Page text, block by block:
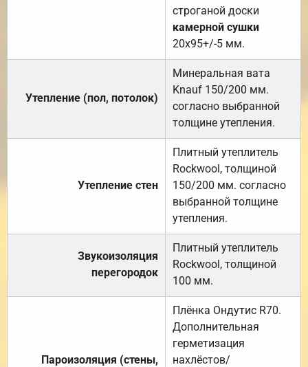
строганой доски
камерной сушки
20х95+/-5 мм.
Утепление (пол, потолок)
Минеральная вата
Knauf 150/200 мм.
согласно выбранной
толщине утепления.
Утепление стен
Плитный утеплитель
Rockwool, толщиной
150/200 мм. согласно
выбранной толщине
утепления.
Звукоизоляция
перегородок
Плитный утеплитель
Rockwool, толщиной
100 мм.
Пароизоляция (стены,
Плёнка Ондутис R70.
Дополнительная
герметизация
нахлёстов/